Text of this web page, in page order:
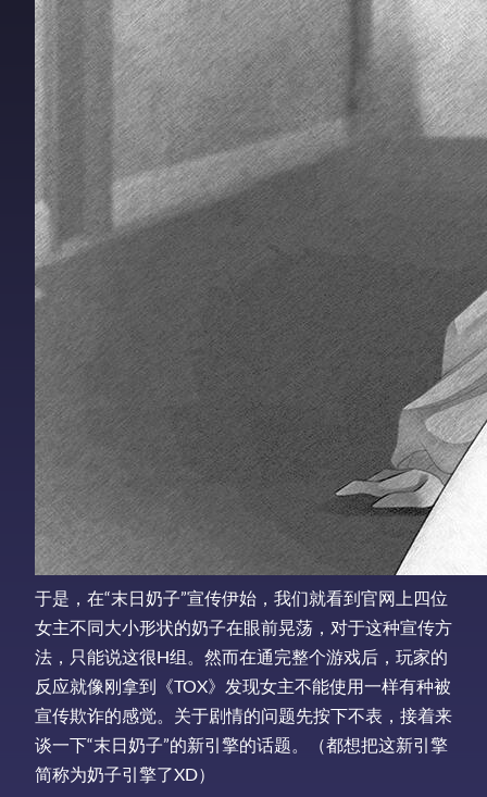
于是，在“末日奶子”宣传伊始，我们就看到官网上四位
女主不同大小形状的奶子在眼前晃荡，对于这种宣传方
法，只能说这很H组。然而在通完整个游戏后，玩家的
反应就像刚拿到《TOX》发现女主不能使用一样有种被
宣传欺诈的感觉。关于剧情的问题先按下不表，接着来
谈一下“末日奶子”的新引擎的话题。（都想把这新引擎
简称为奶子引擎了XD）